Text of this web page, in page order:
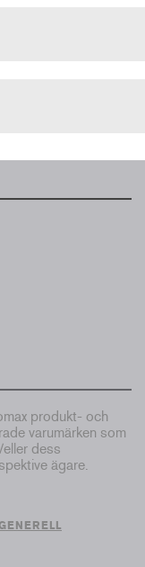
produkt- och
varumärken som
dess
ägare.